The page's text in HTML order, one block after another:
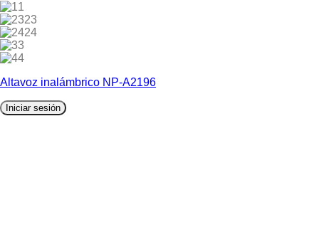
1
23
24
3
4
Altavoz inalámbrico NP-A2196
Iniciar sesión